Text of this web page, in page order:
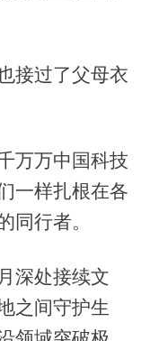
过了父母衣
万中国科技
一样扎根在各
同行者。
深处接续文
之间守护生